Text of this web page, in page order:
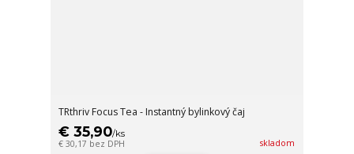
TRthriv Focus Tea - Instantný bylinkový čaj
€ 35,90/ks
€ 30,17 bez DPH skladom